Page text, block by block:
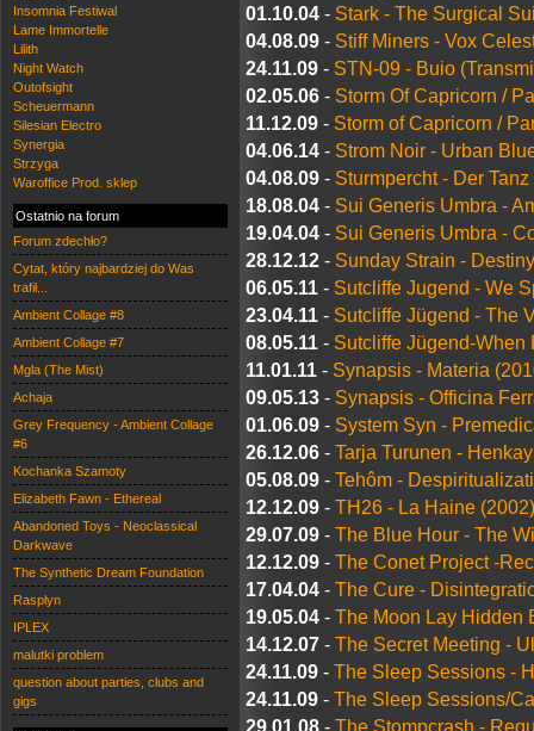
Insomnia Festiwal
Lame Immortelle
Lilith
Night Watch
Outofsight
Scheuermann
Silesian Electro
Synergia
Strzyga
Waroffice Prod. sklep
Ostatnio na forum
Forum zdechło?
Cytat, który najbardziej do Was
trafił...
Ambient Collage #8
Ambient Collage #7
Mgla (The Mist)
Achaja
Grey Frequency - Ambient Collage
#6
Kochanka Szamoty
Elizabeth Fawn - Ethereal
Abandoned Toys - Neoclassical
Darkwave
The Synthetic Dream Foundation
Rasplyn
IPLEX
malutki problem
question about parties, clubs and
gigs
01.10.04 - Stark - The Surgical
04.08.09 - Stiff Miners - Vox
24.11.09 - STN-09 - Buio
02.05.06 - Storm Of Capricorn /
11.12.09 - Storm of Capricorn /
04.06.14 - Strom Noir - Urban
04.08.09 - Sturmpercht - Der
18.08.04 - Sui Generis Umbra -
19.04.04 - Sui Generis Umbra -
28.12.12 - Sunday Strain -
06.05.11 - Sutcliffe Jugend - We
23.04.11 - Sutcliffe Jügend - The
08.05.11 - Sutcliffe Jügend-When
11.01.11 - Synapsis - Materia
09.05.13 - Synapsis - Officina
01.06.09 - System Syn -
26.12.06 - Tarja Turunen -
05.08.09 - Tehôm -
12.12.09 - TH26 - La Haine (2002)
29.07.09 - The Blue Hour - The
12.12.09 - The Conet Project -
17.04.04 - The Cure -
19.05.04 - The Moon Lay Hidden
14.12.07 - The Secret Meeting -
24.11.09 - The Sleep Sessions -
24.11.09 - The Sleep Sessions/
29.01.08 - The Stompcrash -